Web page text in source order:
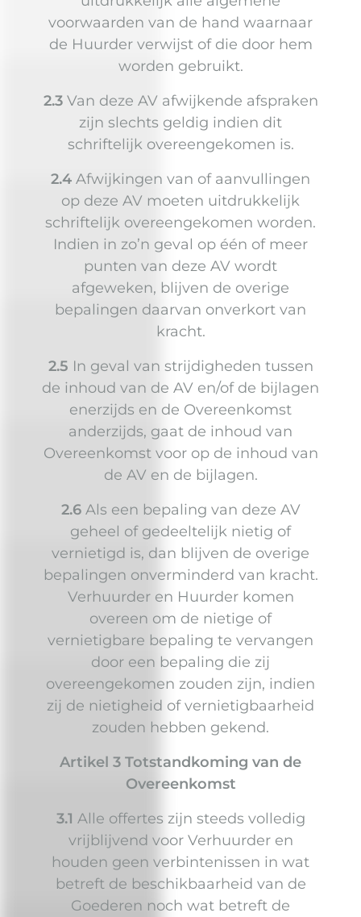
voorwaarden van de hand waarnaar
de Huurder verwijst of die door hem
worden gebruikt.
2.3Van deze AV afwijkende afspraken
zijn slechts geldig indien dit
schriftelijk overeengekomen is.
2.4 Afwijkingen van of aanvullingen
op deze AV moeten uitdrukkelijk
schriftelijk overeengekomen worden.
Indien in zo’n geval op één of meer
punten van deze AV wordt
afgeweken, blijven de overige
bepalingen daarvan onverkort van
kracht.
2.5 In geval van strijdigheden tussen
de inhoud van de AV en/of de bijlagen
enerzijds en de Overeenkomst
anderzijds, gaat de inhoud van
Overeenkomst voor op de inhoud van
de AV en de bijlagen.
2.6Als een bepaling van deze AV
geheel of gedeeltelijk nietig of
vernietigd is, dan blijven de overige
bepalingen onverminderd van kracht.
Verhuurder en Huurder komen
overeen om de nietige of
vernietigbare bepaling te vervangen
door een bepaling die zij
overeengekomen zouden zijn, indien
zij de nietigheid of vernietigbaarheid
zouden hebben gekend.
Artikel 3 Totstandkoming van de
Overeenkomst
3.1 Alle offertes zijn steeds volledig
vrijblijvend voor Verhuurder en
houden geen verbintenissen in wat
betreft de beschikbaarheid van de
Goederen noch wat betreft de